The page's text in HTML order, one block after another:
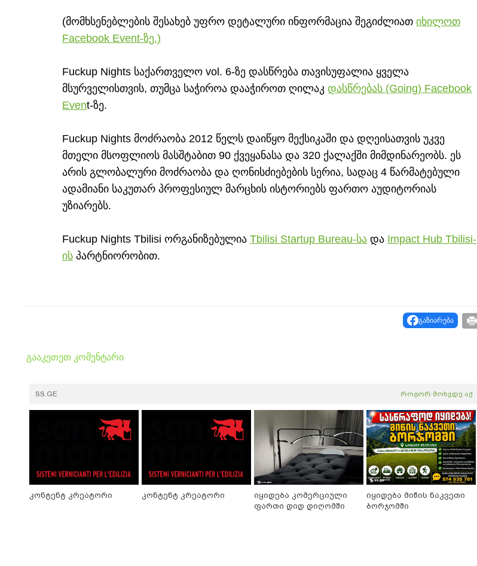
(მომხსენებლების შესახებ უფრო დეტალური ინფორმაცია შეგიძლიათ იხილოთ
Facebook Event-ზე.)
Fuckup Nights საქართველო vol. 6-ზე დასწრება თავისუფალია ყველა
მსურველისთვის, თუმცა საჭიროა დააჭიროთ ღილაკ დასწრებას (Going) Facebook
Event-ზე.
Fuckup Nights მოძრაობა 2012 წელს დაიწყო მექსიკაში და დღეისათვის უკვე
მთელი მსოფლიოს მასშტაბით 90 ქვეყანასა და 320 ქალაქში მიმდინარეობს. ეს
არის გლობალური მოძრაობა და ღონისძიებების სერია, სადაც 4 წარმატებული
ადამიანი საკუთარ პროფესიულ მარცხის ისტორიებს ფართო აუდიტორიას
უზიარებს.
Fuckup Nights Tbilisi ორგანიზებულია Tbilisi Startup Bureau-სა და Impact Hub Tbilisi-
ის პარტნიორობით.
გაზიარება
გააკეთეთ კომენტარი
SS.GE როგორ მოხვდე აქ
კონტენტ კრეატორი კონტენტ კრეატორი
იყიდება კომერციული
ფართი დიდ დიღომში
იყიდება მიწის ნაკვეთი
ბორჯომში